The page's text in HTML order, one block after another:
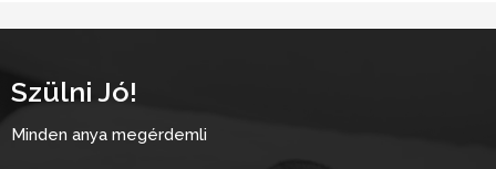
Szülni Jó!
Minden anya megérdemli